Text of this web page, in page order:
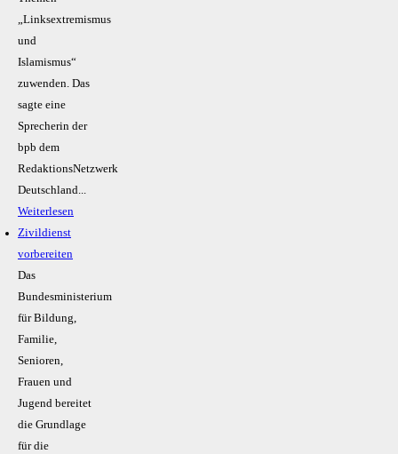
„Linksextremismus
und
Islamismus“
zuwenden. Das
sagte eine
Sprecherin der
bpb dem
RedaktionsNetzwerk
Deutschland...
Weiterlesen
Zivildienst
vorbereiten
Das
Bundesministerium
für Bildung,
Familie,
Senioren,
Frauen und
Jugend bereitet
die Grundlage
für die